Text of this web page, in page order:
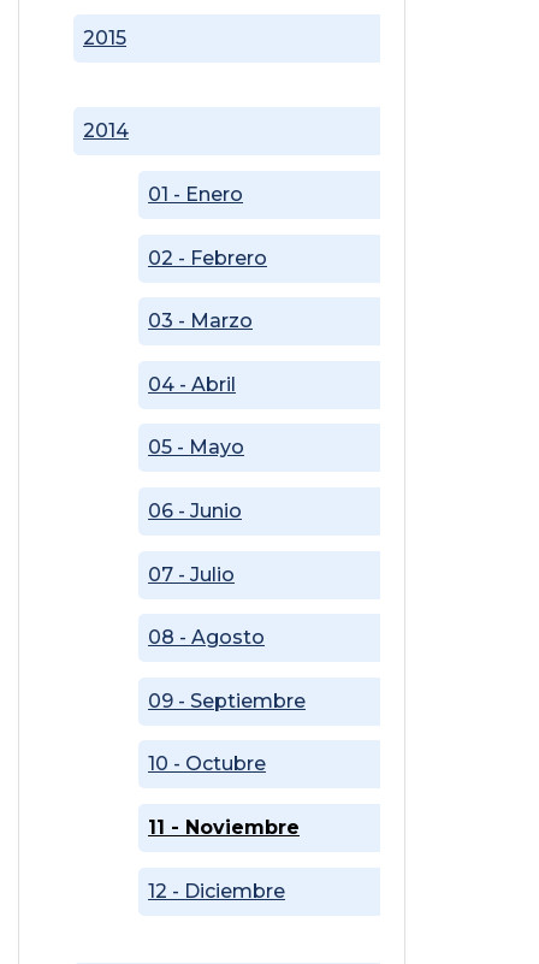
2014
01 - Enero
02 - Febrero
03 - Marzo
04 - Abril
05 - Mayo
06 - Junio
07 - Julio
08 - Agosto
09 - Septiembre
10 - Octubre
11 - Noviembre
12 - Diciembre
2015